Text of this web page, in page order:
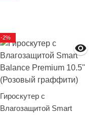
Гироскутер с
Влагозащитой Smart
-2%